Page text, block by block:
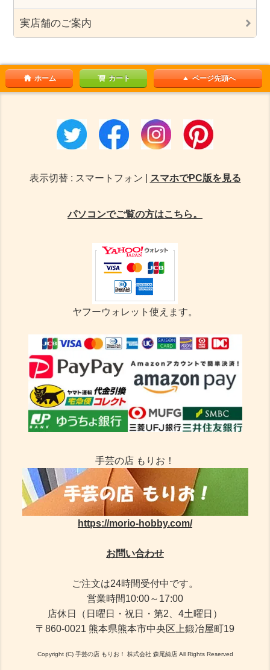
実店舗のご案内
ホーム カート ページ先頭へ
表示切替 : スマートフォン | スマホでPC版を見る
パソコンでご覧の方はこちら。
ヤフーウォレット使えます。
手芸の店 もりお！
https://morio-hobby.com/
お問い合わせ
ご注文は24時間受付中です。
営業時間10:00～17:00
店休日（日曜日・祝日・第2、4土曜日）
〒860-0021 熊本県熊本市中央区上鍛冶屋町19
Copyright (C) 手芸の店 もりお！ 株式会社 森尾絲店 All Rights Reserved